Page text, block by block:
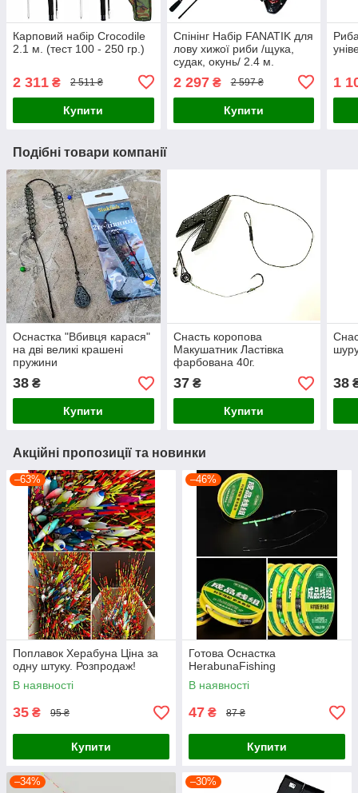
Карповий набір Crocodile
2.1 м. (тест 100 - 250 гр.)
2 311 ₴ 2 511 ₴
Купити
Спінінг Набір FANATIK для
лову хижої риби /щука,
судак, окунь/ 2.4 м.
2 297₴ 2 597 ₴
Купити
1
Подібні товари компанії
Оснастка "Вбивця карася"
на дві великі крашені
пружини
38 ₴
Купити
Снасть коропова
Макушатник Ластівка
фарбована 40г.
37₴
Купити
38
Акційні пропозиції та новинки
–63%
Поплавок Херабуна Ціна за
одну штуку. Розпродаж!
В наявності
35 ₴ 95 ₴
Купити
–46%
Готова Оснастка
HerabunaFishing
В наявності
47 ₴ 87 ₴
Купити
–34% –30%